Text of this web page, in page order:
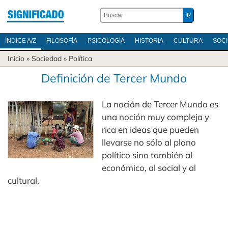
ÍNDICE A/Z FILOSOFÍA PSICOLOGÍA HISTORIA CULTURA
Inicio » Sociedad » Política
Definición de Tercer Mundo
La noción de Tercer Mundo es
una noción muy compleja y
rica en ideas que pueden
llevarse no sólo al plano
político sino también al
económico, al social y al
cultural.